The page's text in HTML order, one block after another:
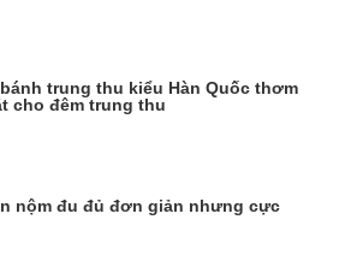
trung thu kiểu Hàn Quốc thơm
cho đêm trung thu
nộm đu đủ đơn giản nhưng cực